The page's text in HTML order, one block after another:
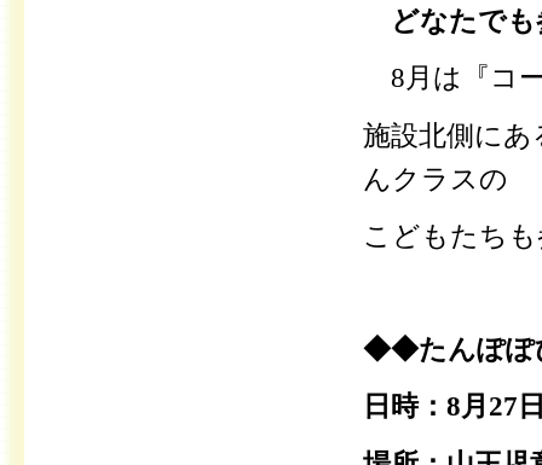
どなたでも
8月は『コ
施設北側に
んクラスの
こどもたち
◆◆たんぽ
日時：8月27